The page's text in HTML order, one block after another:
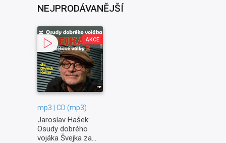
NEJPRODÁVANĚJŠÍ
AKCE
mp3 | CD (mp3)
Jaroslav Hašek:
Osudy dobrého
vojáka Švejka za